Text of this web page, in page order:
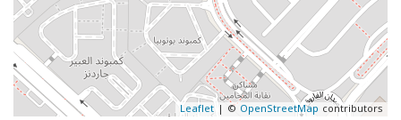
Leaflet | ©OpenStreetMap contributors